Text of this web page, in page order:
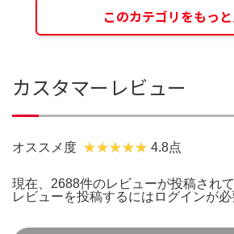
このカテゴリをもっ
カスタマーレビュー
オススメ度 4.8点
現在、2688件のレビューが投稿されて
レビューを投稿するには ログインが必